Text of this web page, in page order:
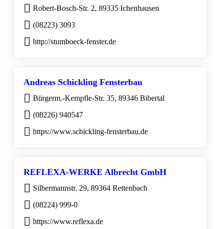
Robert-Bosch-Str. 2, 89335 Ichenhausen
(08223) 3093
http://stumboeck-fenster.de
Andreas Schickling Fensterbau
Bürgerm.-Kempfle-Str. 35, 89346 Bibertal
(08226) 940547
https://www.schickling-fensterbau.de
REFLEXA-WERKE Albrecht GmbH
Silbermannstr. 29, 89364 Rettenbach
(08224) 999-0
https://www.reflexa.de